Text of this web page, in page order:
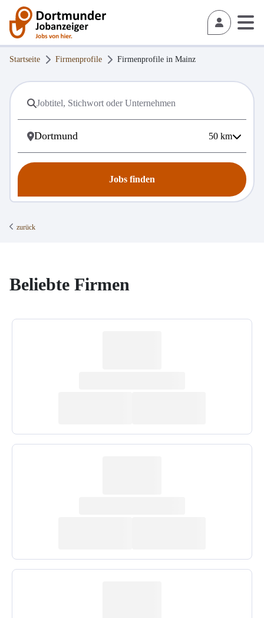
Startseite Firmenprofile Firmenprofile in Mainz
50 km
Jobs finden
zurück
Beliebte Firmen